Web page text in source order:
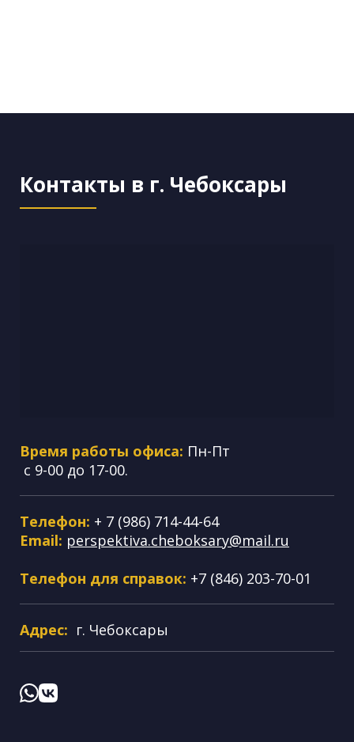
Контакты в г. Чебоксары
Время работы офиса: Пн-Пт
с 9-00 до 17-00.
Телефон: + 7 (986) 714-44-64
Email: perspektiva.cheboksary@mail.ru
Телефон для справок: +7 (846) 203-70-01
Адрес: г. Чебоксары